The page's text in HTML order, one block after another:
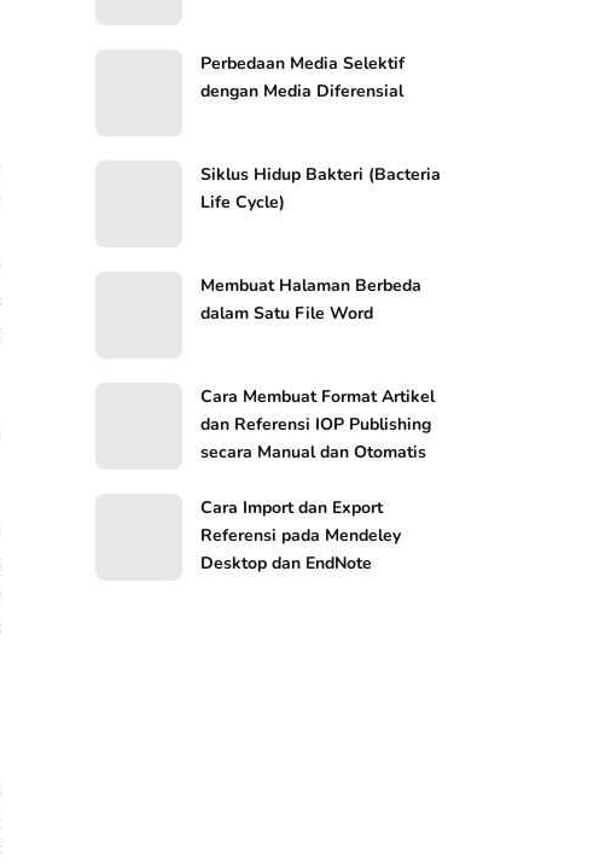
Perbedaan Media Selektif
dengan Media Diferensial
Siklus Hidup Bakteri (Bacteria
Life Cycle)
Membuat Halaman Berbeda
dalam Satu File Word
Cara Membuat Format Artikel
dan Referensi IOP Publishing
secara Manual dan Otomatis
Cara Import dan Export
Referensi pada Mendeley
Desktop dan EndNote